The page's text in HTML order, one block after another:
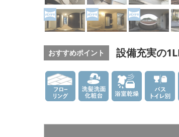
おすすめポイント 設備充実の